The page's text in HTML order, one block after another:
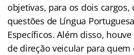
objetivas, para os dois
questões de Língua
Específicos. Além disso,
de direção veicular para quem